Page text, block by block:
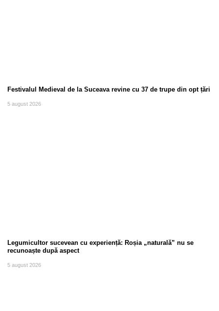
Festivalul Medieval de la Suceava revine cu 37 de trupe din opt țări
5 august 2026
Legumicultor sucevean cu experiență: Roșia „naturală” nu se
recunoaște după aspect
5 august 2026